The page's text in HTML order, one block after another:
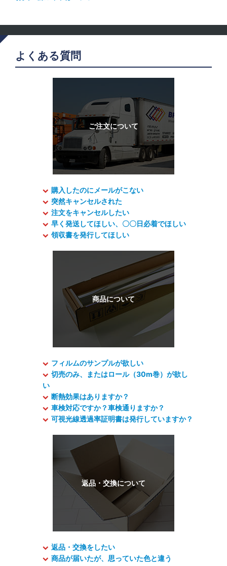
よくある質問
購入したのにメールがこない
突然キャンセルされた
注文をキャンセルしたい
早く発送してほしい、〇〇日必着でほしい
領収書を発行してほしい
フィルムのサンプルが欲しい
切売のみ、またはロール（30m巻）が欲し
い
断熱効果はありますか？
車検対応ですか？車検通りますか？
可視光線透過率証明書は発行していますか？
返品・交換をしたい
商品が届いたが、思っていた色と違う